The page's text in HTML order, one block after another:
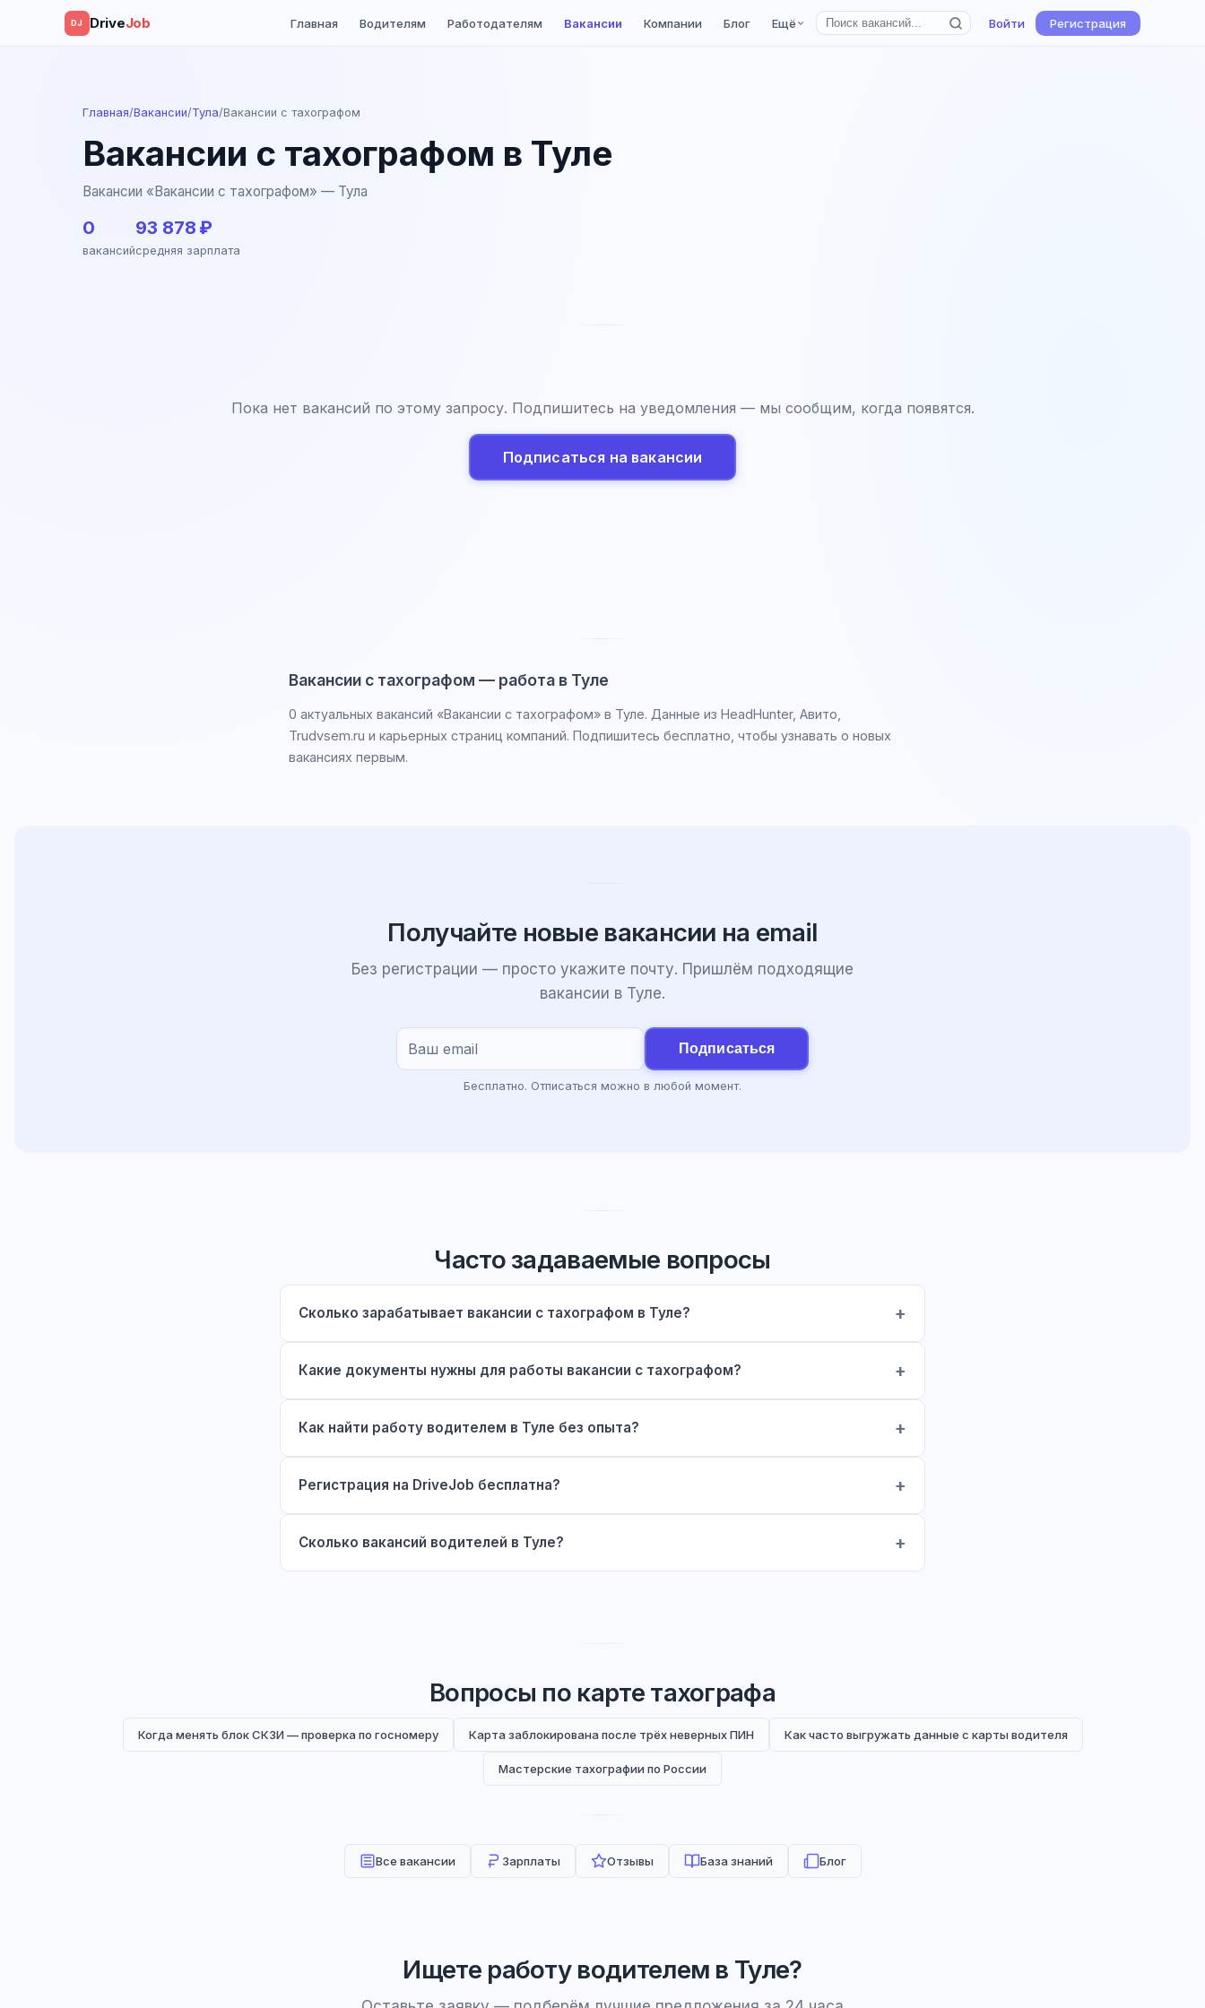
DJ DriveJob Главная Водителям Работодателям Вакансии Компании Блог Ещё Войти Регистрация
Главная/Вакансии/Тула/Вакансии с тахографом
Вакансии с тахографом в Туле
Вакансии «Вакансии с тахографом» — Тула
0
вакансий
93 878 ₽
средняя зарплата
Пока нет вакансий по этому запросу. Подпишитесь на уведомления — мы сообщим, когда появятся.
Подписаться на вакансии
Вакансии с тахографом — работа в Туле
0 актуальных вакансий «Вакансии с тахографом» в Туле. Данные из HeadHunter, Авито,
Trudvsem.ru и карьерных страниц компаний. Подпишитесь бесплатно, чтобы узнавать о новых
вакансиях первым.
Получайте новые вакансии на email
Без регистрации — просто укажите почту. Пришлём подходящие
вакансии в Туле.
Подписаться
Бесплатно. Отписаться можно в любой момент.
Часто задаваемые вопросы
Сколько зарабатывает вакансии с тахографом в Туле?
Какие документы нужны для работы вакансии с тахографом?
Как найти работу водителем в Туле без опыта?
Регистрация на DriveJob бесплатна?
Сколько вакансий водителей в Туле?
Вопросы по карте тахографа
Когда менять блок СКЗИ — проверка по госномеру Карта заблокирована после трёх неверных ПИН Как часто выгружать данные с карты водителя
Мастерские тахографии по России
Все вакансии Зарплаты Отзывы База знаний Блог
Ищете работу водителем в Туле?